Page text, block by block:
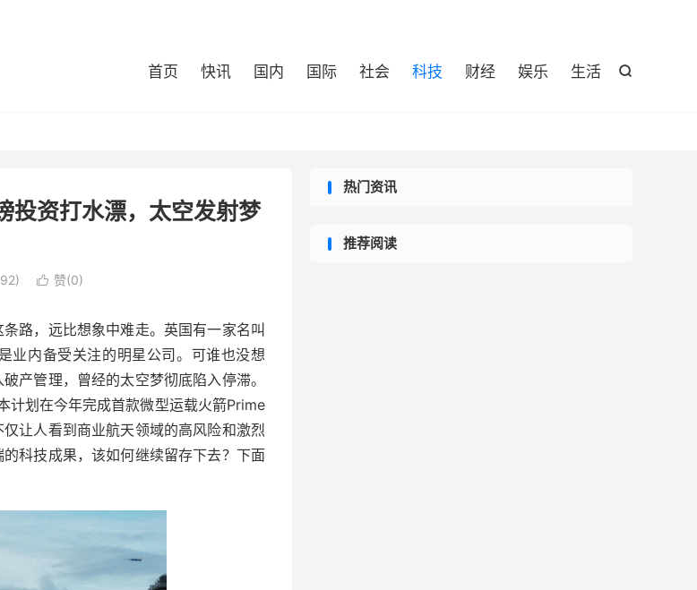

首页 快讯 国内 国际 社会 科技 财经 娱乐 生活
投资打水漂，太空发射梦
 赞(0)
路，远比想象中难走。英国有一家名叫
业内备受关注的明星公司。可谁也没想
产管理，曾经的太空梦彻底陷入停滞。
计划在今年完成首款微型运载火箭Prime
让人看到商业航天领域的高风险和激烈
科技成果，该如何继续留存下去？下面
热门资讯
推荐阅读